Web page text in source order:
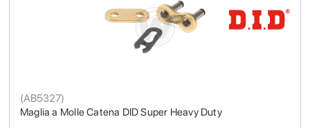
Maglia a Molle Catena DID Super Heavy Duty
(AB5327)